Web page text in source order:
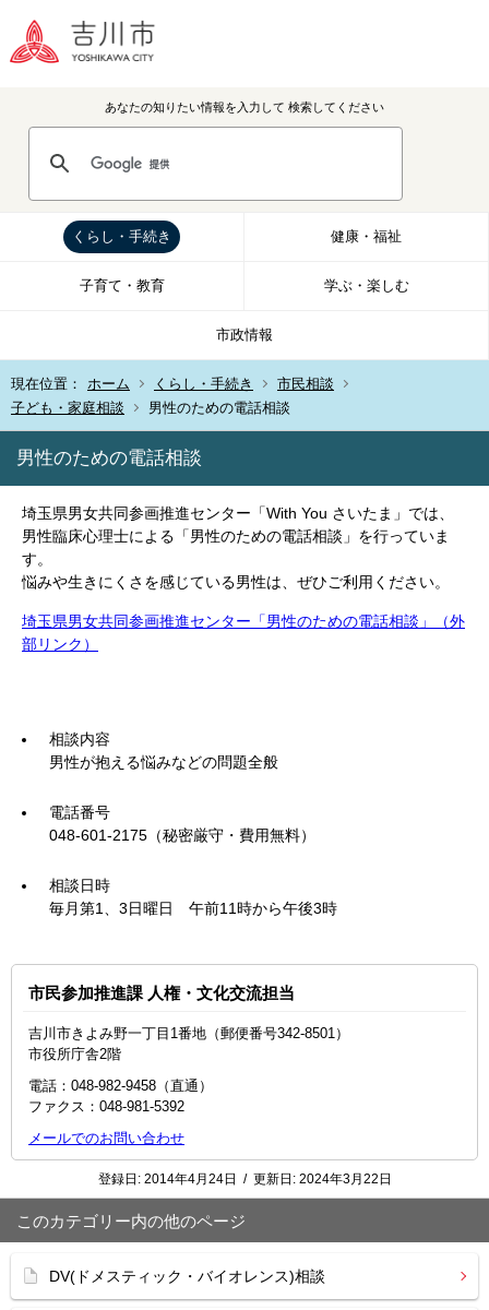
あなたの知りたい情報を入力して 検索してください
くらし・手続き 健康・福祉
子育て・教育 学ぶ・楽しむ
市政情報
現在位置： ホーム くらし・手続き
市民相談
子ども・家庭相談
男性のための電話相談
男性のための電話相談
埼玉県男女共同参画推進センター「With You さいたま」では、
男性臨床心理士による「男性のための電話相談」を行っていま
す。
悩みや生きにくさを感じている男性は、ぜひご利用ください。
埼玉県男女共同参画推進センター「男性のための電話相談」（外
部リンク）
相談内容
男性が抱える悩みなどの問題全般
電話番号
048-601-2175（秘密厳守・費用無料）
相談日時
毎月第1、3日曜日 午前11時から午後3時
市民参加推進課 人権・文化交流担当
吉川市きよみ野一丁目1番地（郵便番号342-8501）
市役所庁舎2階
電話：048-982-9458（直通）
ファクス：048‐981‐5392
メールでのお問い合わせ
登録日: 2014年4月24日 / 更新日: 2024年3月22日
このカテゴリー内の他のページ
DV(ドメスティック・バイオレンス)相談